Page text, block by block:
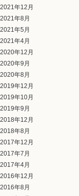
2021年12月
2021年8月
2021年5月
2021年4月
2020年12月
2020年9月
2020年8月
2019年12月
2019年10月
2019年9月
2018年12月
2018年8月
2017年12月
2017年7月
2017年4月
2016年12月
2016年8月